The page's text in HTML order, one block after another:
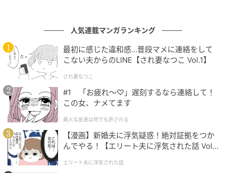
人気連載マンガランキング
最初に感じた違和感…普段マメに連絡をして
こない夫からのLINE【され妻なつこ Vol.1】
され妻なつこ
#1 「お疲れ〜♡」遅刻するなら連絡して！
この女、ナメてます
美人な友達は何でも許される
【漫画】新婚夫に浮気疑惑！絶対証拠をつか
んでやる！【エリート夫に浮気された話 Vol.
エリート夫に浮気された話